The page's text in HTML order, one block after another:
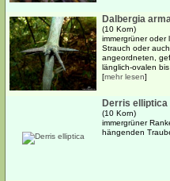
Dalbergia
(10 Korn)
immergrüner oder
Strauch oder
angeordneten,
länglich-ovalen
[mehr lesen]
Derris elliptica
(10 Korn)
immergrüner
hängenden